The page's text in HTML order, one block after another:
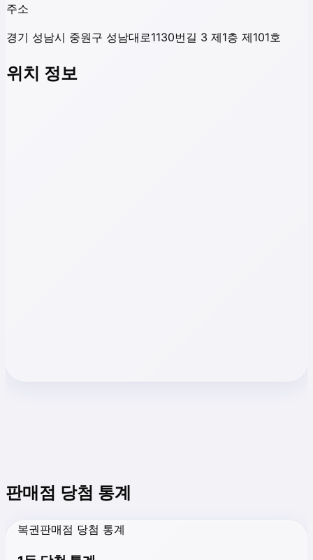
주소
경기 성남시 중원구 성남대로1130번길 3 제1층 제101호
위치 정보
판매점 당첨 통계
복권판매점 당첨 통계